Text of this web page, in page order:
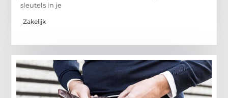
sleutels in je
Zakelijk